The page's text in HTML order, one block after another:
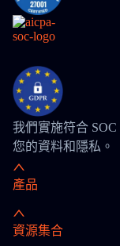
我們實施符合
您的資料和隱私。
產品
資源集合